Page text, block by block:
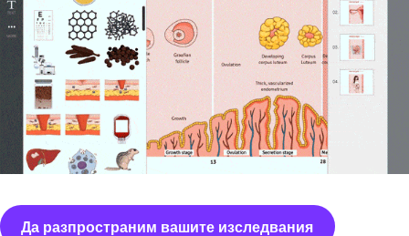
Да разпространим вашите изследвания